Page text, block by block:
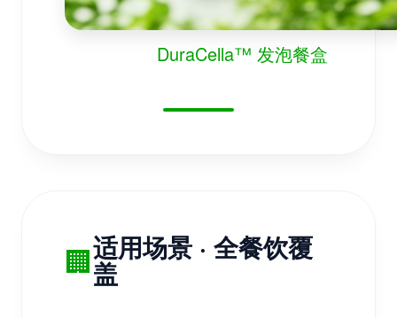
DuraCella™ 发泡餐盒
🏢适用场景 · 全餐饮覆
盖